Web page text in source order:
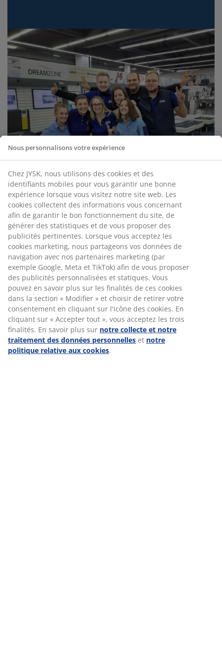
LES COMPÉTENCES CLÉS
ACQUISES AU CSC
Travailler au service client chez JYSK m’a permis
de développer des compétences essentielles
qui continuent de soutenir ma carrière :
l’orientation client, l’adaptabilité et la
communication efficace. J’ai appris à avoir une
vision d’ensemble, à comprendre les différents
canaux de vente et à proposer les meilleures
Nous personnalisons votre expérience
Chez JYSK, nous utilisons des cookies et des
identifiants mobiles pour vous garantir une bonne
expérience lorsque vous visitez notre site web. Les
cookies collectent des informations vous concernant
afin de garantir le bon fonctionnement du site, de
générer des statistiques et de vous proposer des
publicités pertinentes. Lorsque vous acceptez les
cookies marketing, nous partageons vos données de
navigation avec nos partenaires marketing (par
exemple Google, Meta et TikTok) afin de vous proposer
des publicités personnalisées et statiques. Vous
pouvez en savoir plus sur les finalités de ces cookies
dans la section « Modifier » et choisir de retirer votre
consentement en cliquant sur l'icône des cookies. En
cliquant sur « Accepter tout », vous acceptez les trois
finalités. En savoir plus sur notre collecte et notre
traitement des données personnelles et notre
politique relative aux cookies.